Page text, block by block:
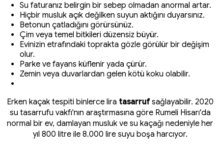
Su faturanız belirgin bir sebep olmadan anormal artar.
Hiçbir musluk açık değilken suyun aktığını duyarsınız.
Betonun çatladığını görürsünüz.
Çim veya temel bitkileri düzensiz büyür.
Evinizin etrafındaki toprakta gözle görülür bir değişim
olur.
Parke ve fayans küflenir yada çürür.
Zemin veya duvarlardan gelen kötü koku olabilir.
Erken kaçak tespiti binlerce lira tasarrufsağlayabilir. 2020
su tasarrufu vakfı'nın araştırmasına göre Rumeli Hisarı'da
normal bir ev, damlayan musluk ve su kaçağı nedeniyle her
yıl 800 litre ile 8.000 lire suyu boşa harcıyor.